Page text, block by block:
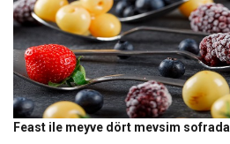
Feast ile meyve dört mevsim sofrada